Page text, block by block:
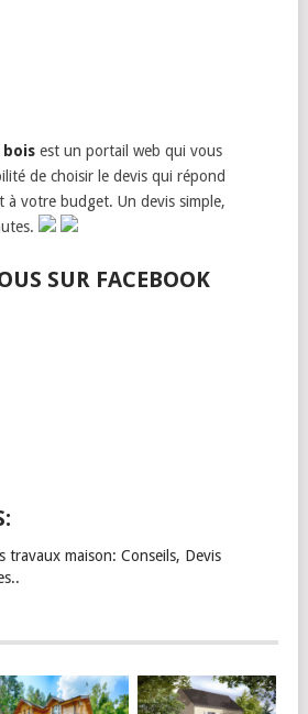
bois est un portail web qui vous
de choisir le devis qui répond
à votre budget. Un devis simple,
SUR FACEBOOK
travaux maison: Conseils, Devis